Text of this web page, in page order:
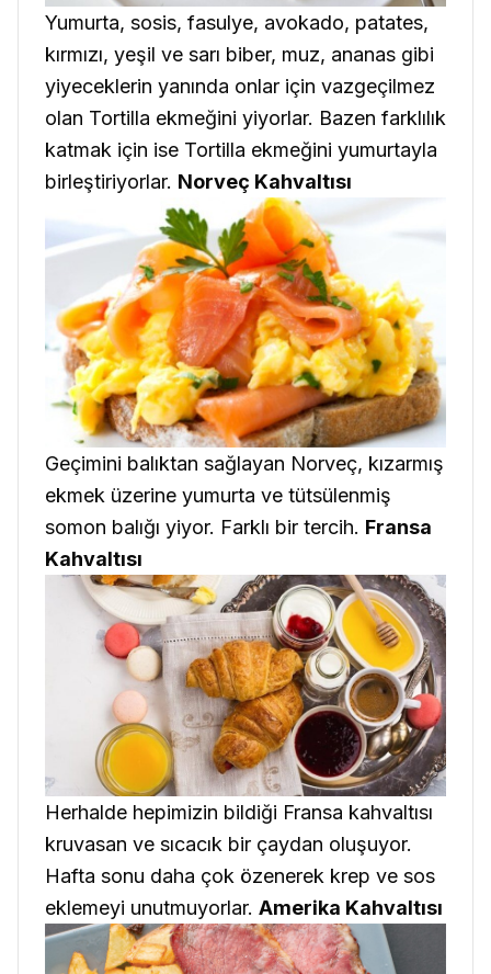
Yumurta, sosis, fasulye, avokado, patates,
kırmızı, yeşil ve sarı biber, muz, ananas gibi
yiyeceklerin yanında onlar için vazgeçilmez
olan Tortilla ekmeğini yiyorlar. Bazen farklılık
katmak için ise Tortilla ekmeğini yumurtayla
birleştiriyorlar. Norveç Kahvaltısı
Geçimini balıktan sağlayan Norveç, kızarmış
ekmek üzerine yumurta ve tütsülenmiş
somon balığı yiyor. Farklı bir tercih. Fransa
Kahvaltısı
Herhalde hepimizin bildiği Fransa kahvaltısı
kruvasan ve sıcacık bir çaydan oluşuyor.
Hafta sonu daha çok özenerek krep ve sos
eklemeyi unutmuyorlar. Amerika Kahvaltısı